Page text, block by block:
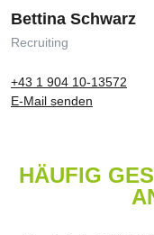
Bettina Schwarz
Recruiting
+43 1 904 10-13572
E-Mail senden
HÄUFIG